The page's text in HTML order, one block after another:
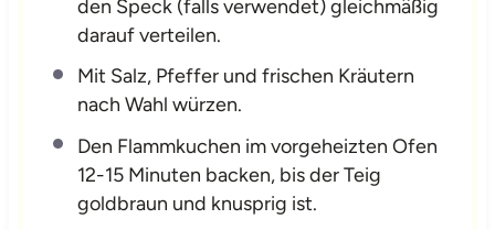
den Speck (falls verwendet) gleichmäßig
darauf verteilen.
Mit Salz, Pfeffer und frischen Kräutern
nach Wahl würzen.
Den Flammkuchen im vorgeheizten Ofen
12-15 Minuten backen, bis der Teig
goldbraun und knusprig ist.